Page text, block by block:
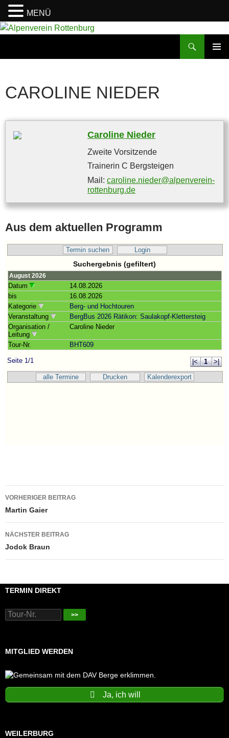
Zum
CAROLINE NIEDER
Caroline Nieder
Zweite Vorsitzende
Trainerin C Bergsteigen
Mail: caroline.nieder@alpenverein-
rottenburg.de
Aus dem aktuellen Programm
Beitragsnavigation
VORHERIGER BEITRAG
Martin Gaier
NÄCHSTER BEITRAG
Jodok Braun
TERMIN DIREKT
>>
MITGLIED WERDEN
Ja, ich will
WEILERBURG
MENÜ